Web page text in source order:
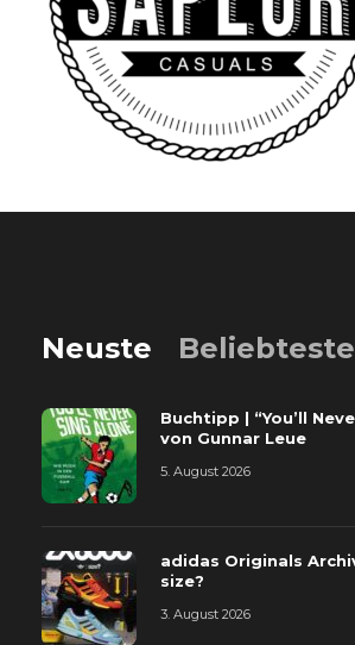
Neuste Beliebteste
Buchtipp | “You’ll
von Gunnar Leue
5. August 2026
adidas Originals
size?
3. August 2026